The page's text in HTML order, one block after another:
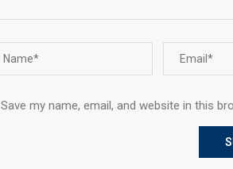
Save my name, email, and website in this